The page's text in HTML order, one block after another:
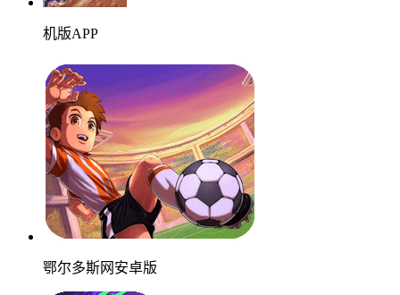
机版APP
鄂尔多斯网安卓版